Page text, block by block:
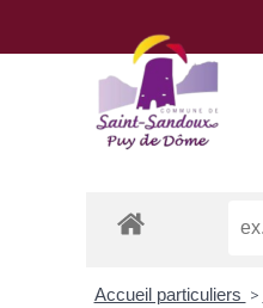
Accueil particuliers >